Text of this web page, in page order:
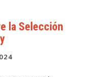
la Selección